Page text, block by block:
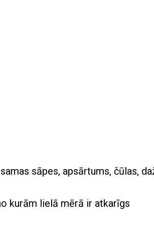
sāpes, apsārtums, čūlas,
kurām lielā mērā ir atkarīgs